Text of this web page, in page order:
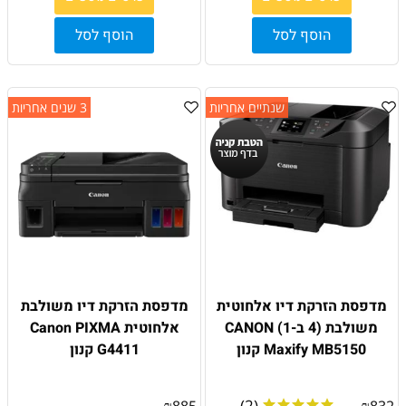
הוסף לסל הוסף לסל
שנתיים אחריות
מדפסת הזרקת דיו אלחוטית
משולבת (4 ב-1) CANON
Maxify MB5150 קנון
3 שנים אחריות
מדפסת הזרקת דיו משולבת
אלחוטית Canon PIXMA
G4411 קנון